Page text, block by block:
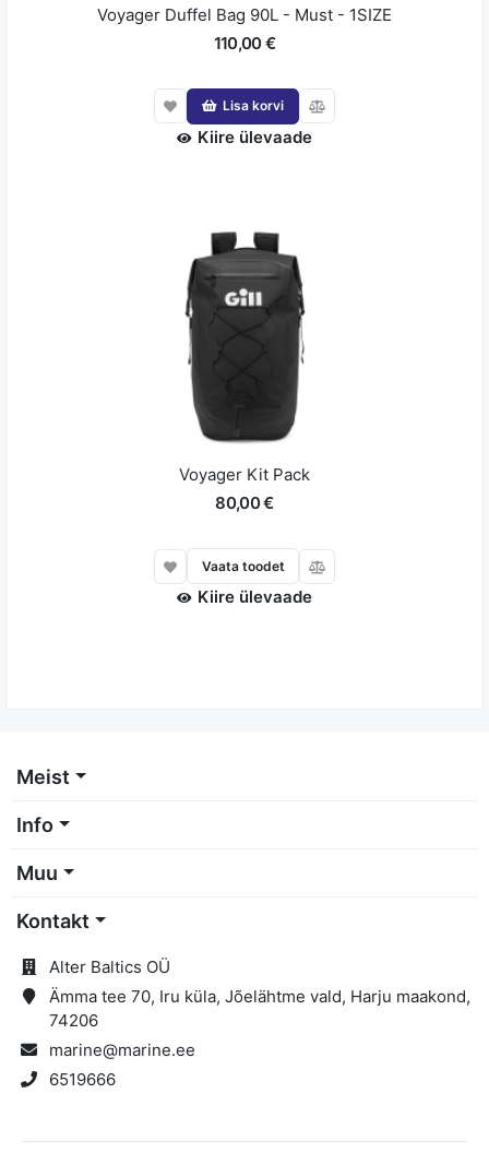
Voyager Duffel Bag 90L - Must - 1SIZE
110,00 €
Lisa korvi
Kiire ülevaade
Voyager Kit Pack
80,00 €
Vaata toodet
Kiire ülevaade
Meist
Info
Muu
Kontakt
Alter Baltics OÜ
Ämma tee 70, Iru küla, Jõelähtme vald, Harju maakond,
74206
marine@marine.ee
6519666